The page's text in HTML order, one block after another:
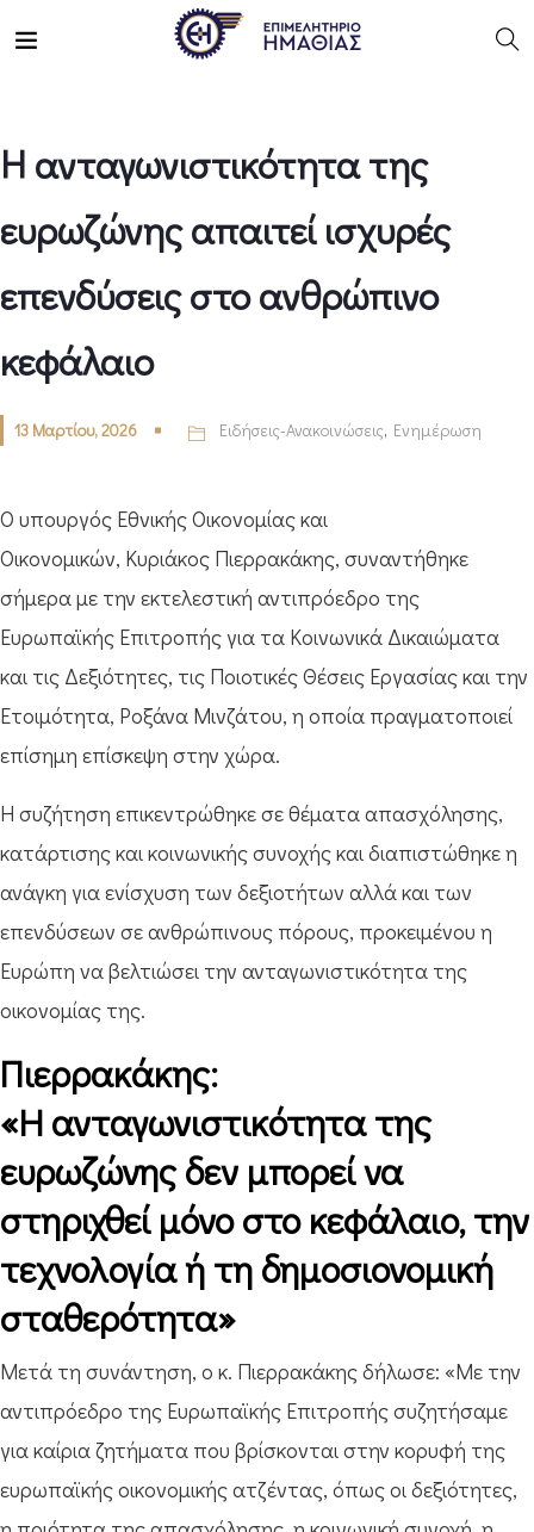
Η ανταγωνιστικότητα της
ευρωζώνης απαιτεί ισχυρές
επενδύσεις στο ανθρώπινο
κεφάλαιο
13 Μαρτίου, 2026 Ειδήσεις-Ανακοινώσεις, Ενημέρωση
Ο υπουργός Εθνικής Οικονομίας και
Οικονομικών, Κυριάκος Πιερρακάκης, συναντήθηκε
σήμερα με την εκτελεστική αντιπρόεδρο της
Ευρωπαϊκής Επιτροπής για τα Κοινωνικά Δικαιώματα
και τις Δεξιότητες, τις Ποιοτικές Θέσεις Εργασίας και την
Ετοιμότητα, Ροξάνα Μινζάτου, η οποία πραγματοποιεί
επίσημη επίσκεψη στην χώρα.
Η συζήτηση επικεντρώθηκε σε θέματα απασχόλησης,
κατάρτισης και κοινωνικής συνοχής και διαπιστώθηκε η
ανάγκη για ενίσχυση των δεξιοτήτων αλλά και των
επενδύσεων σε ανθρώπινους πόρους, προκειμένου η
Ευρώπη να βελτιώσει την ανταγωνιστικότητα της
οικονομίας της.
Πιερρακάκης:
«Η ανταγωνιστικότητα της
ευρωζώνης δεν μπορεί να
στηριχθεί μόνο στο κεφάλαιο, την
τεχνολογία ή τη δημοσιονομική
σταθερότητα»
Μετά τη συνάντηση, ο κ. Πιερρακάκης δήλωσε: «Με την
αντιπρόεδρο της Ευρωπαϊκής Επιτροπής συζητήσαμε
για καίρια ζητήματα που βρίσκονται στην κορυφή της
ευρωπαϊκής οικονομικής ατζέντας, όπως οι δεξιότητες,